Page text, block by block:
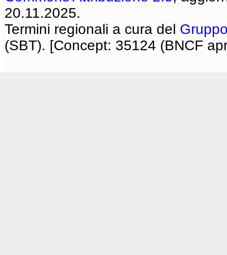
20.11.2025.
Termini regionali a cura del
(SBT). [Concept: 35124 (BNCF